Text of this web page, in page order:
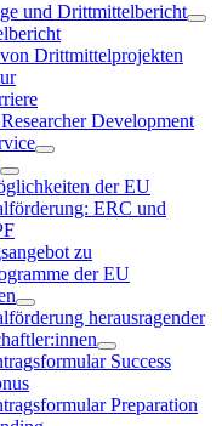
und Drittmittelbericht
Drittmittelprojekten
Development
der EU
ERC und
zu
der EU
herausragender
Success
Preparation